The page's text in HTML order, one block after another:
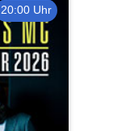
20:00 Uhr